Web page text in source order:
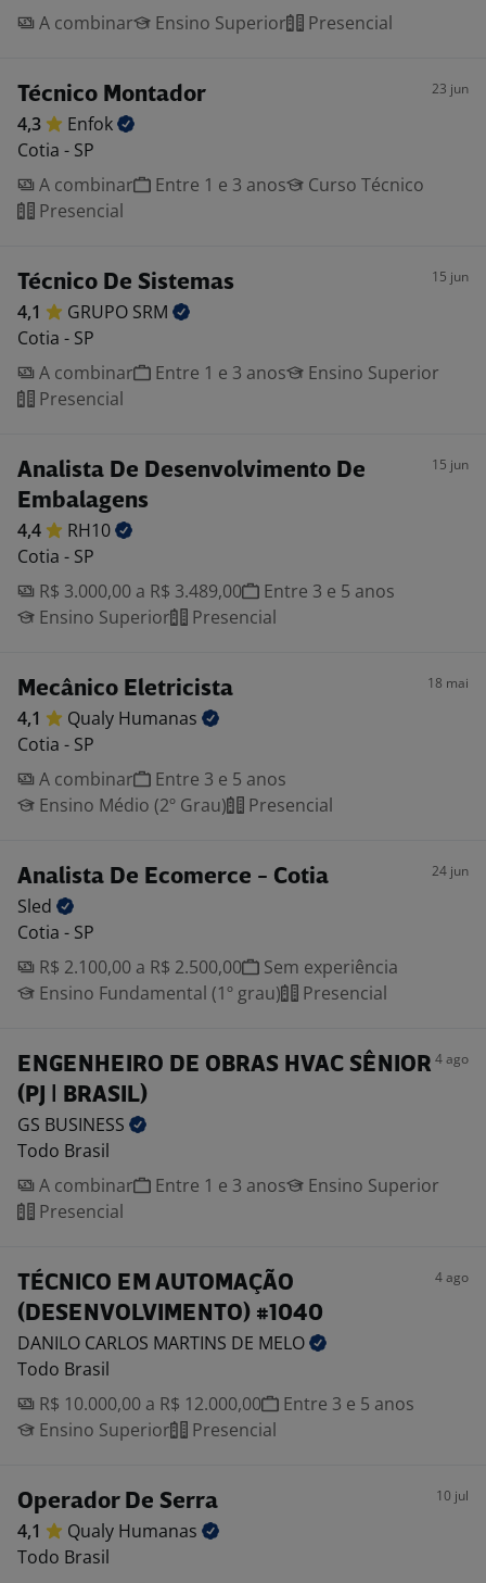
A combinar
Ensino Superior Presencial
Técnico Montador 23 jun
4,3
Enfok
Cotia - SP
A combinar
Entre 1 e 3 anos
Curso Técnico
Presencial
Técnico De Sistemas 15 jun
4,1 GRUPO SRM
Cotia - SP
A combinar
Entre 1 e 3 anos
Ensino Superior
Presencial
Analista De Desenvolvimento De
Embalagens
15 jun
4,4
RH10
Cotia - SP
R$ 3.000,00 a R$ 3.489,00
Entre 3 e 5 anos
Ensino Superior
Presencial
Mecânico Eletricista 18 mai
4,1 Qualy Humanas
Cotia - SP
A combinar
Entre 3 e 5 anos
Ensino Médio (2º Grau)
Presencial
Analista De Ecomerce - Cotia 24 jun
Sled
Cotia - SP
R$ 2.100,00 a R$ 2.500,00
Sem experiência
Ensino Fundamental (1º grau)
Presencial
ENGENHEIRO DE OBRAS HVAC SÊNIOR
(PJ | BRASIL)
4 ago
GS BUSINESS
Todo Brasil
A combinar
Entre 1 e 3 anos
Ensino Superior
Presencial
TÉCNICO EM AUTOMAÇÃO
(DESENVOLVIMENTO) #1040
4 ago
DANILO CARLOS MARTINS DE MELO
Todo Brasil
R$ 10.000,00 a R$ 12.000,00
Entre 3 e 5 anos
Ensino Superior
Presencial
Operador De Serra 10 jul
4,1 Qualy Humanas
Todo Brasil